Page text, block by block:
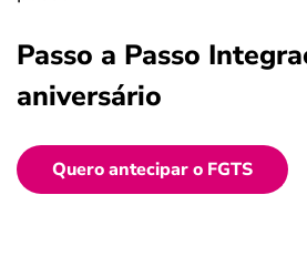
Passo a Passo
aniversário
Quero antecipar o FGTS